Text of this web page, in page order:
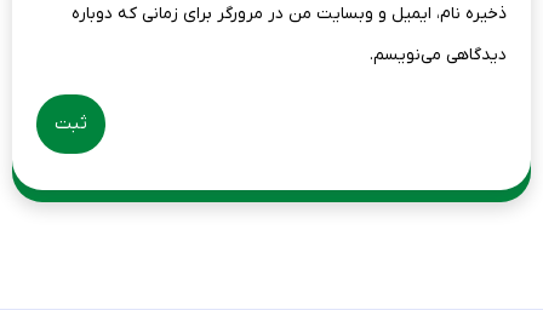
ذخیره نام، ایمیل و وبسایت من در مرورگر برای زمانی که دوباره
دیدگاهی می‌نویسم.